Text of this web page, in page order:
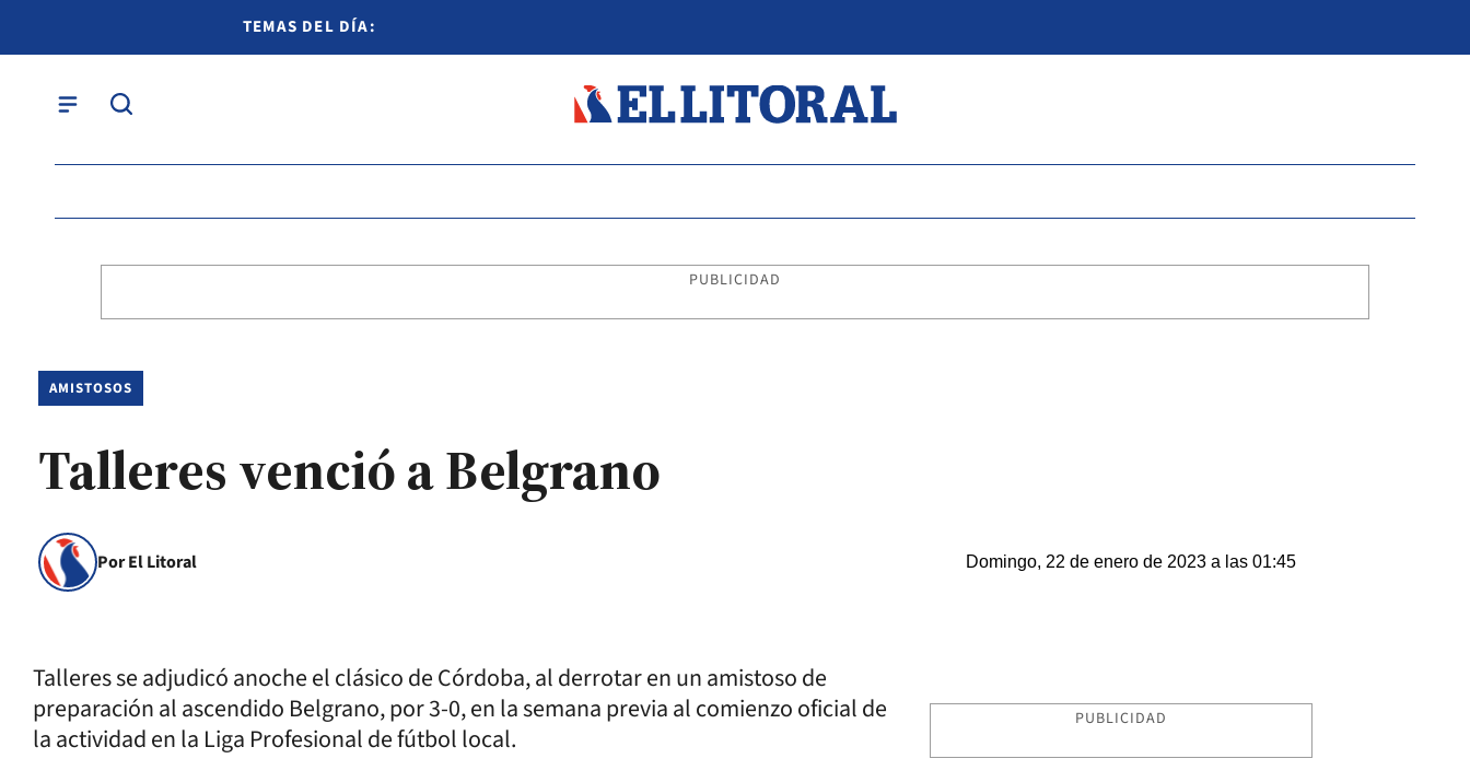
TEMAS DEL DÍA:
PUBLICIDAD
AMISTOSOS
Talleres venció a Belgrano
Por El Litoral Domingo, 22 de enero de 2023 a las 01:45
Talleres se adjudicó anoche el clásico de Córdoba, al derrotar en un amistoso de
preparación al ascendido Belgrano, por 3-0, en la semana previa al comienzo oficial de
la actividad en la Liga Profesional de fútbol local.
PUBLICIDAD